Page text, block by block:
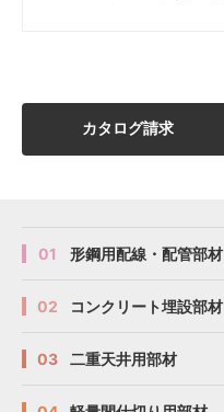
カタログ請求
01 形鋼用配線・配管部材
02 コンクリート埋設部材
03 二重天井用部材